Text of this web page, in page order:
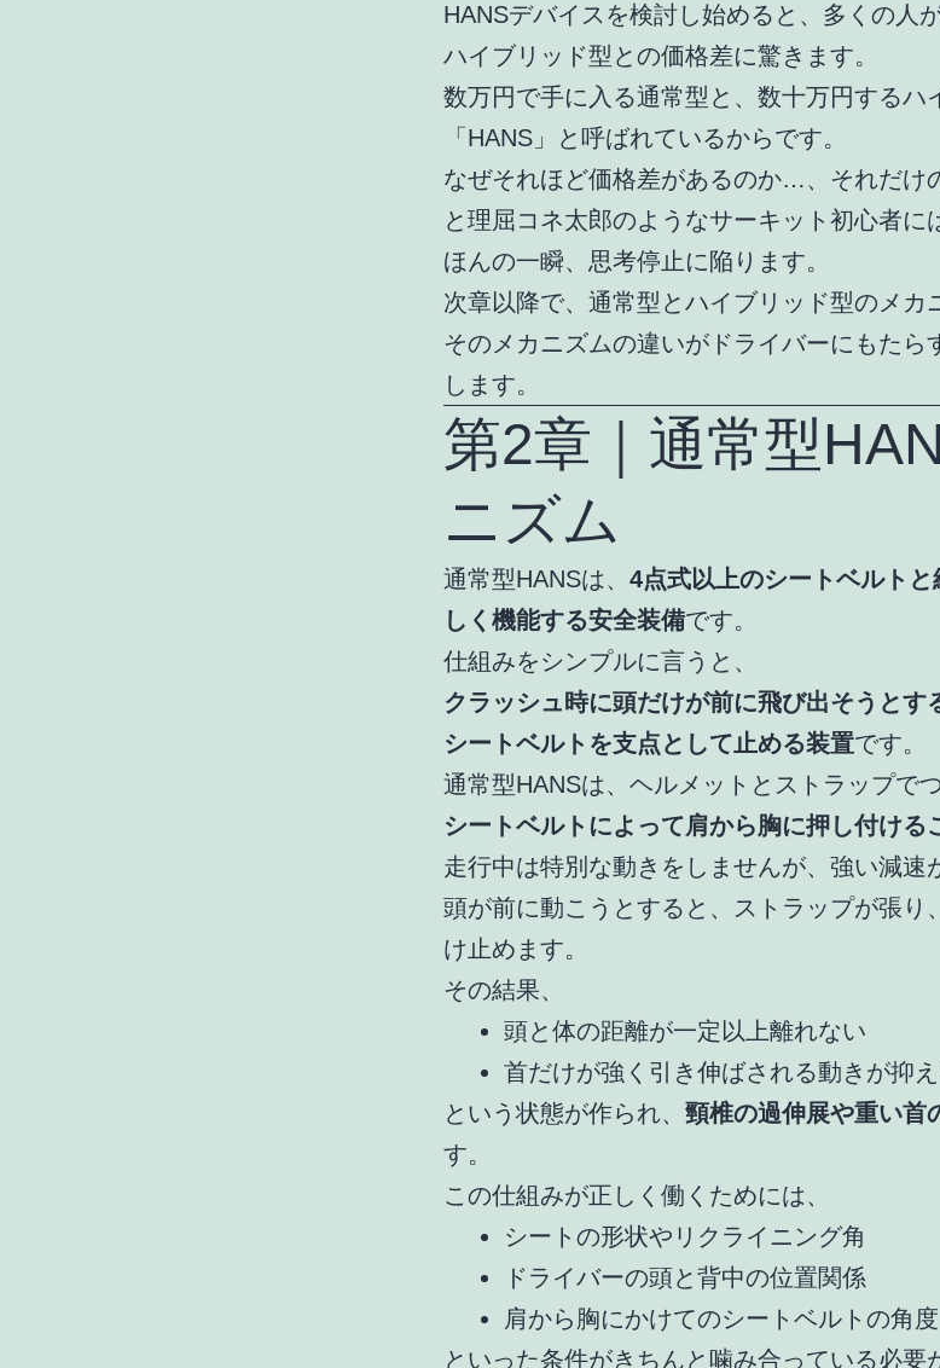
HANSデバイスを検討し始めると、多くの人
ハイブリッド型との価格差に驚きます。
数万円で手に入る通常型と、数十万円するハ
「HANS」と呼ばれているからです。
なぜそれほど価格差があるのか…、それだけ
と理屈コネ太郎のようなサーキット初心者に
ほんの一瞬、思考停止に陥ります。
次章以降で、通常型とハイブリッド型のメカ
そのメカニズムの違いがドライバーにもたら
します。
第2章｜通常型
ニズム
通常型HANSは、 4点式以上のシートベルト
しく機能する安全装備です。
仕組みをシンプルに言うと、
クラッシュ時に頭だけが前に飛び出そうとす
シートベルトを支点として止める装置です。
通常型HANSは、ヘルメットとストラップで
シートベルトによって肩から胸に押し付ける
走行中は特別な動きをしませんが、強い減速
頭が前に動こうとすると、ストラップが張り
け止めます。
その結果、
頭と体の距離が一定以上離れない
首だけが強く引き伸ばされる動きが抑
という状態が作られ、 頸椎の過伸展や重い首
す。
この仕組みが正しく働くためには、
シートの形状やリクライニング角
ドライバーの頭と背中の位置関係
肩から胸にかけてのシートベルトの角度
といった条件がきちんと噛み合っている必要